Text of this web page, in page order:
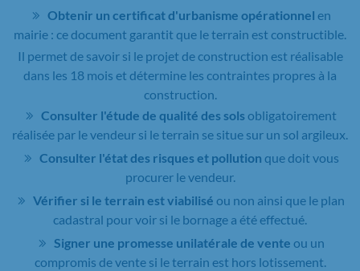
Obtenir un certificat d'urbanisme opérationnel en
mairie : ce document garantit que le terrain est constructible.
Il permet de savoir si le projet de construction est réalisable
dans les 18 mois et détermine les contraintes propres à la
construction.
Consulter l'étude de qualité des sols obligatoirement
réalisée par le vendeur si le terrain se situe sur un sol argileux.
Consulter l'état des risques et pollution que doit vous
procurer le vendeur.
Vérifier si le terrain est viabilisé ou non ainsi que le plan
cadastral pour voir si le bornage a été effectué.
Signer une promesse unilatérale de vente ou un
compromis de vente si le terrain est hors lotissement.